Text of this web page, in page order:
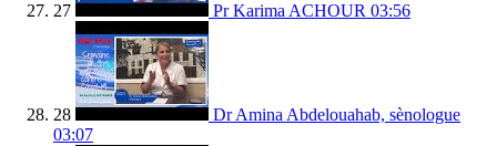
27 Pr Karima ACHOUR 03:56
28
Dr Amina Abdelouahab, sènologue
03:07